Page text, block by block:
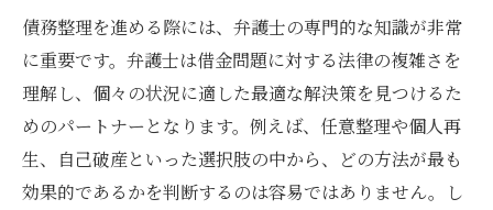
債務整理を進める際には、弁護士の専門的な知識が非常
に重要です。弁護士は借金問題に対する法律の複雑さを
理解し、個々の状況に適した最適な解決策を見つけるた
めのパートナーとなります。例えば、任意整理や個人再
生、自己破産といった選択肢の中から、どの方法が最も
効果的であるかを判断するのは容易ではありません。し